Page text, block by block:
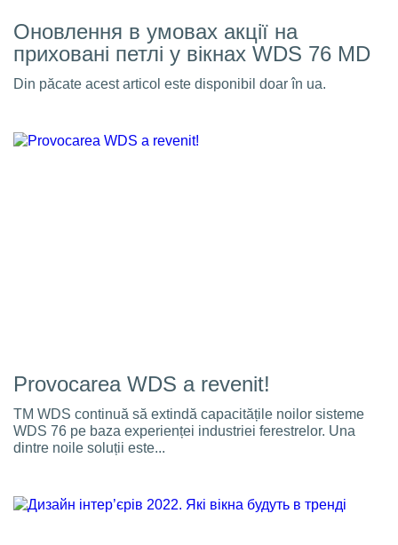
Оновлення в умовах акції на
приховані петлі у вікнах WDS 76 MD
Din păcate acest articol este disponibil doar în ua.
Provocarea WDS a revenit!
TM WDS continuă să extindă capacitățile noilor sisteme
WDS 76 pe baza experienței industriei ferestrelor. Una
dintre noile soluții este...